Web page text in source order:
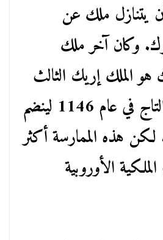
يتنازل ملك عن
وكان آخر ملك
هو الملك إريك الثالث
عندما تخلى عن التاج في عام 1146 لينضم
لكن هذه الممارسة أكثر
الأوروبية